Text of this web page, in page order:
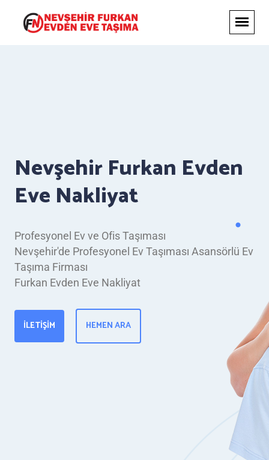
Nevşehir Furkan Evden
Eve Nakliyat
Profesyonel Ev ve Ofis Taşıması
Nevşehir'de Profesyonel Ev Taşıması Asansörlü Ev
Taşıma Firması
Furkan Evden Eve Nakliyat
İLETIŞIM HEMEN ARA